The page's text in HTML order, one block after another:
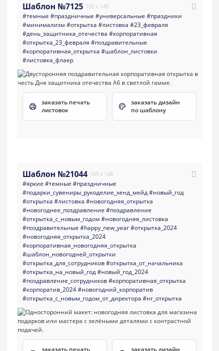
Шаблон №7125 105 x 148
#темные #праздничные #универсальные #праздники
#минимализм #открытка #листовка #23_февраля
#день_защитника_отечества #корпоративная
#открытка_23_февраля #поздравительные
#корпоративная_открытка #шаблон_листовки
#листовка_флаер
заказать печать
листовок
заказать дизайн
по шаблону
Шаблон №21044 105 x 148
#яркие #темные #праздничные
#подарки_сувениры_рукоделие_хенд_мейд#новый_год
#открытка #листовка #новогодняя_открытка
#новогоднее_поздравление #поздравление
#открытка_с_новым_годом #новогодняя_листовка
#поздравительные #happy_new_year#открытка_2024
#новогодняя_открытка_2024
#корпоративная_новогодняя_открытка
#шаблон_новогодней_открытки
#открытка_для_сотрудников#открытка_от_начальника
#открытка_на_новый_год#новый_год_2024
#поздравление_сотрудников#корпоративная_открытка
#корпоратив_2024#новогодний_корпоратив
#открытка_с_новым_годом_от_директора #нг_открытка